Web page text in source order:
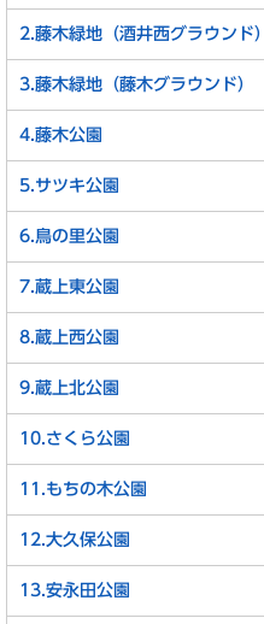
2.藤木緑地（酒井西グラウンド）
3.藤木緑地（藤木グラウンド）
4.藤木公園
5.サツキ公園
6.鳥の里公園
7.蔵上東公園
8.蔵上西公園
9.蔵上北公園
10.さくら公園
11.もちの木公園
12.大久保公園
13.安永田公園